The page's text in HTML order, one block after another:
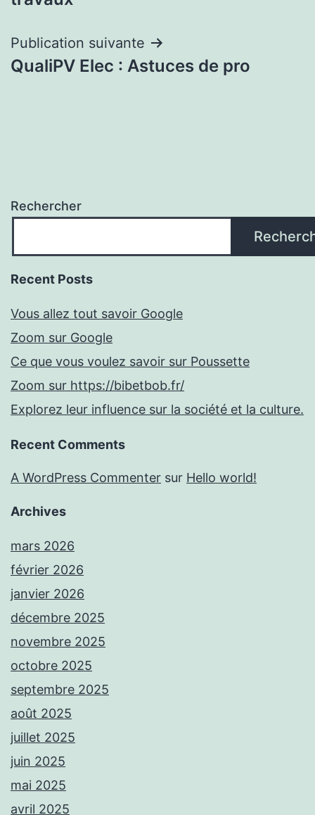
Publication suivante
QualiPV Elec : Astuces de pro
Rechercher
Recent Posts
Vous allez tout savoir Google
Zoom sur Google
Ce que vous voulez savoir sur Poussette
Zoom sur https://bibetbob.fr/
Explorez leur influence sur la société et la culture.
Recent Comments
A WordPress Commenter sur Hello world!
Archives
mars 2026
février 2026
janvier 2026
décembre 2025
novembre 2025
octobre 2025
septembre 2025
août 2025
juillet 2025
juin 2025
mai 2025
avril 2025